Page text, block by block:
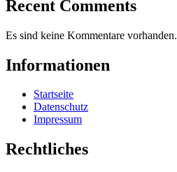
Recent Comments
Es sind keine Kommentare vorhanden.
Informationen
Startseite
Datenschutz
Impressum
Rechtliches